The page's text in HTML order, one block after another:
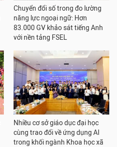
Chuyển đổi số trong đo lường
năng lực ngoại ngữ: Hơn
83.000 GV khảo sát tiếng Anh
với nền tảng FSEL
Nhiều cơ sở giáo dục đại học
cùng trao đổi về ứng dụng AI
trong khối ngành Khoa học xã